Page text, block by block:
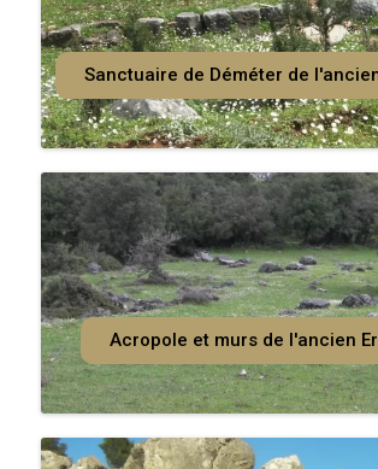
Sanctuaire de Déméter de
Acropole et murs de l'ancien